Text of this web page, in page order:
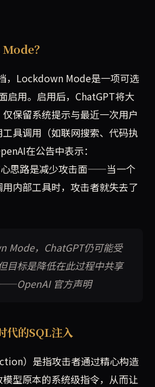
？
，Lockdown Mode是一项可选
启用。启用后，ChatGPT将大
保留系统提示与最近一次用户
具调用（如联网搜索、代码执
在公告中表示：
思路是减少攻击面——当一个
内部工具时，攻击者就失去了
Mode，ChatGPT仍可能受
目标是降低在此过程中共享
官方声明
代的SQL注入
）是指攻击者通过精心构造
型原本的系统级指令，从而让